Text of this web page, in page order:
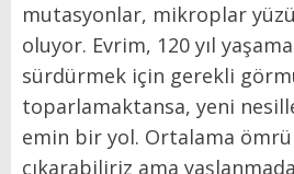
mutasyonlar, mikroplar
oluyor. Evrim, 120 yıl
sürdürmek için gerekli
toparlamaktansa, yeni
emin bir yol. Ortalama ömrü
çıkarabiliriz ama